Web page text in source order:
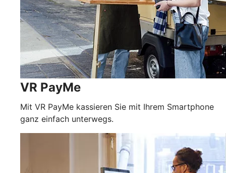
VR PayMe
Mit VR PayMe kassieren Sie mit Ihrem Smartphone
ganz einfach unterwegs.